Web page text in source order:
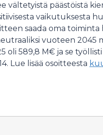
vältetyistä päästöistä
vaikutuksesta
saada oma
vuoteen 2045
oli 589,8 M€ ja se
Lue lisää osoitteesta